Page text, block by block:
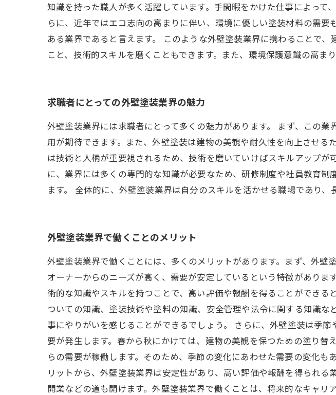
知識を持った職人が多く活躍しています。手間暇をかけた仕事によっ
らに、近年ではエコ志向の高まりに伴い、環境に優しい塗装材料の需
ある業界であると言えます。 このような外壁塗装業界に携わることで
こと、技術的スキルを磨くこともできます。また、環境保護意識の高ま
求職者にとっての外壁塗装業界の魅力
外壁塗装業界には求職者にとって多くの魅力があります。 まず、この
用が期待できます。また、外壁塗装は建物の美観や耐久性を向上させ
は技術と人柄が重要視されるため、技術を磨いていけばスキルアップ
に、業界には多くの専門的な知識が必要なため、研修制度や社員教育
ます。 全体的に、外壁塗装業界は自分のスキルを活かせる職場であり
外壁塗装業界で働くことのメリット
外壁塗装業界で働くことには、多くのメリットがあります。まず、外
オーナーからのニーズが高く、需要が安定しているという特徴があり
術的な知識やスキルを持つことで、高い評価や報酬を得ることができ
ついての知識、塗装技術や塗料の知識、安全管理や法令に関する知識
事にやりがいを感じることができるでしょう。 さらに、外壁塗装は季
要が発生します。春から秋にかけては、建物の美観を保つための塗り
らの需要が稼働します。そのため、季節の変化にあわせた需要の変化
リットから、外壁塗装業界は安定性があり、高い評価や報酬を得られ
開業などの道も開けます。外壁塗装業界で働くことは、将来的なキャリ